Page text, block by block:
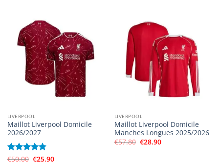
LIVERPOOL
Maillot Liverpool Domicile
2026/2027
Note4.8
€50.00 Le
€25.90Le
LIVERPOOL
Maillot Liverpool Domicile
Manches Longues 2025/2026
€57.80 Le
prix
€28.90Le